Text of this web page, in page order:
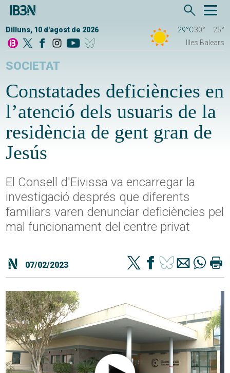
Dilluns, 10 d'agost de 2026 29°C30°
25°
Illes Balears
SOCIETAT
Constatades deficiències en
l’atenció dels usuaris de la
residència de gent gran de
Jesús
El Consell d'Eivissa va encarregar la
investigació després que diferents
familiars varen denunciar deficiències pel
mal funcionament del centre privat
07/02/2023